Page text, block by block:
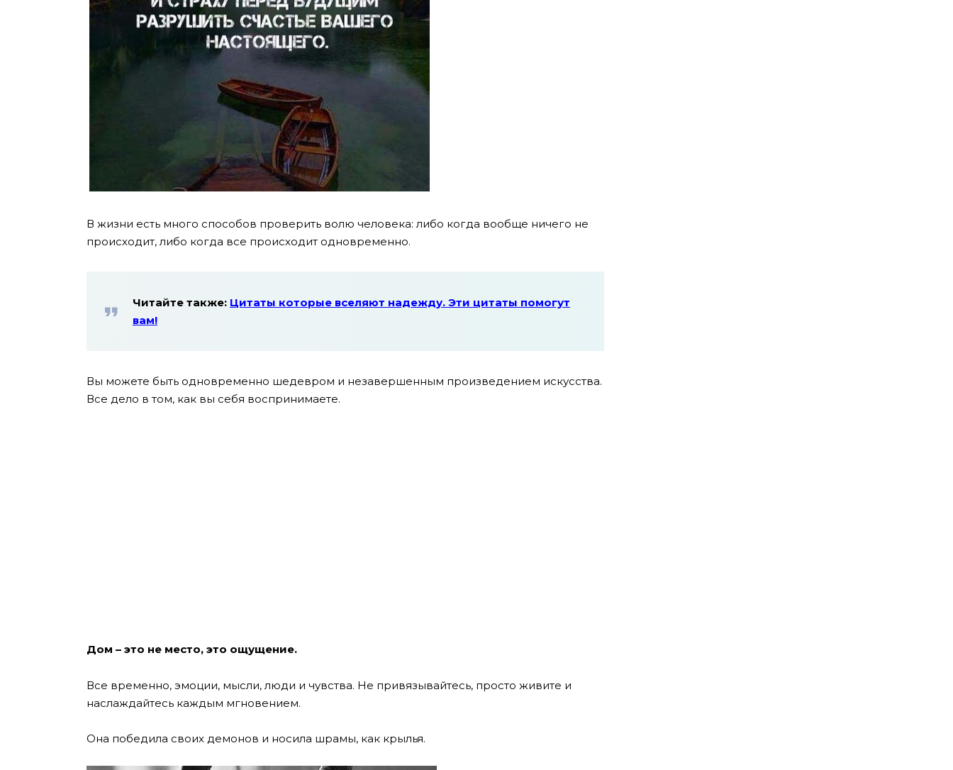
В жизни есть много способов проверить волю человека: либо когда вообще ничего не
происходит, либо когда все происходит одновременно.
Читайте также: Цитаты которые вселяют надежду. Эти цитаты помогут
вам!
Вы можете быть одновременно шедевром и незавершенным произведением искусства.
Все дело в том, как вы себя воспринимаете.
Дом – это не место, это ощущение.
Все временно, эмоции, мысли, люди и чувства. Не привязывайтесь, просто живите и
наслаждайтесь каждым мгновением.
Она победила своих демонов и носила шрамы, как крылья.